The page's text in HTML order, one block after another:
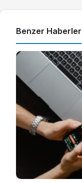
Benzer Haberler